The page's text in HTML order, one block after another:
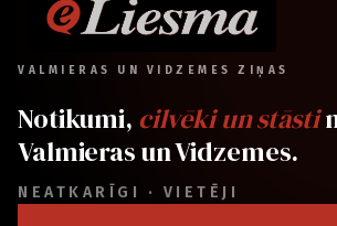
VALMIERAS UN VIDZEMES ZIŅAS
Notikumi, cilvēki un stāsti
Valmieras un Vidzemes.
NEATKARĪGI · VIETĒJI